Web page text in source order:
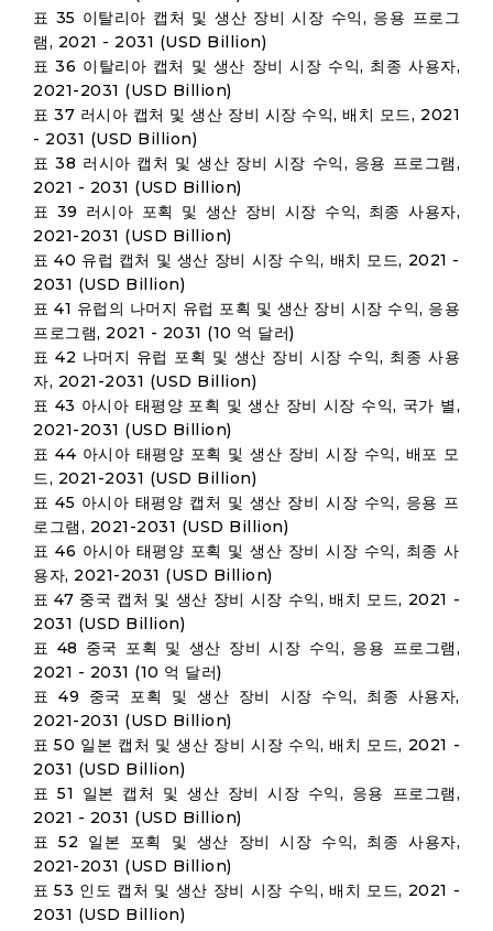
표 35 이탈리아 캡처 및 생산 장비 시장 수익, 응용 프로그
램, 2021 - 2031 (USD Billion)
표 36 이탈리아 캡처 및 생산 장비 시장 수익, 최종 사용자,
2021-2031 (USD Billion)
표 37 러시아 캡처 및 생산 장비 시장 수익, 배치 모드, 2021
- 2031 (USD Billion)
표 38 러시아 캡처 및 생산 장비 시장 수익, 응용 프로그램,
2021 - 2031 (USD Billion)
표 39 러시아 포획 및 생산 장비 시장 수익, 최종 사용자,
2021-2031 (USD Billion)
표 40 유럽 캡처 및 생산 장비 시장 수익, 배치 모드, 2021 -
2031 (USD Billion)
표 41 유럽의 나머지 유럽 포획 및 생산 장비 시장 수익, 응용
프로그램, 2021 - 2031 (10 억 달러)
표 42 나머지 유럽 포획 및 생산 장비 시장 수익, 최종 사용
자, 2021-2031 (USD Billion)
표 43 아시아 태평양 포획 및 생산 장비 시장 수익, 국가 별,
2021-2031 (USD Billion)
표 44 아시아 태평양 포획 및 생산 장비 시장 수익, 배포 모
드, 2021-2031 (USD Billion)
표 45 아시아 태평양 캡처 및 생산 장비 시장 수익, 응용 프
로그램, 2021-2031 (USD Billion)
표 46 아시아 태평양 포획 및 생산 장비 시장 수익, 최종 사
용자, 2021-2031 (USD Billion)
표 47 중국 캡처 및 생산 장비 시장 수익, 배치 모드, 2021 -
2031 (USD Billion)
표 48 중국 포획 및 생산 장비 시장 수익, 응용 프로그램,
2021 - 2031 (10 억 달러)
표 49 중국 포획 및 생산 장비 시장 수익, 최종 사용자,
2021-2031 (USD Billion)
표 50 일본 캡처 및 생산 장비 시장 수익, 배치 모드, 2021 -
2031 (USD Billion)
표 51 일본 캡처 및 생산 장비 시장 수익, 응용 프로그램,
2021 - 2031 (USD Billion)
표 52 일본 포획 및 생산 장비 시장 수익, 최종 사용자,
2021-2031 (USD Billion)
표 53 인도 캡처 및 생산 장비 시장 수익, 배치 모드, 2021 -
2031 (USD Billion)